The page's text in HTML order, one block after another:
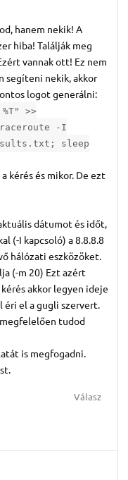
hanem nekik! A
hiba! Találják meg
vannak ott! Ez nem
segíteni nekik, akkor
logot generálni:
>>
-I
sleep
kérés és mikor. De ezt
dátumot és időt,
(-I kapcsoló) a 8.8.8.8
hálózati eszközöket.
(-m 20) Ezt azért
akkor legyen ideje
éri el a gugli szervert.
megfelelően tudod
is megfogadni.
Válasz